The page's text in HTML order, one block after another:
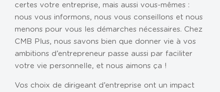
Metz
Carpentras
CABINET DIGITAL
ACTUS ET CHIFFRES UTILES
certes votre entreprise, mais aussi vous-mêmes :
nous vous informons, nous vous conseillons et nous
menons pour vous les démarches nécessaires. Chez
CMB Plus, nous savons bien que donner vie à vos
ambitions d’entrepreneur passe aussi par faciliter
votre vie personnelle, et nous aimons ça !
Vos choix de dirigeant d’entreprise ont un impact